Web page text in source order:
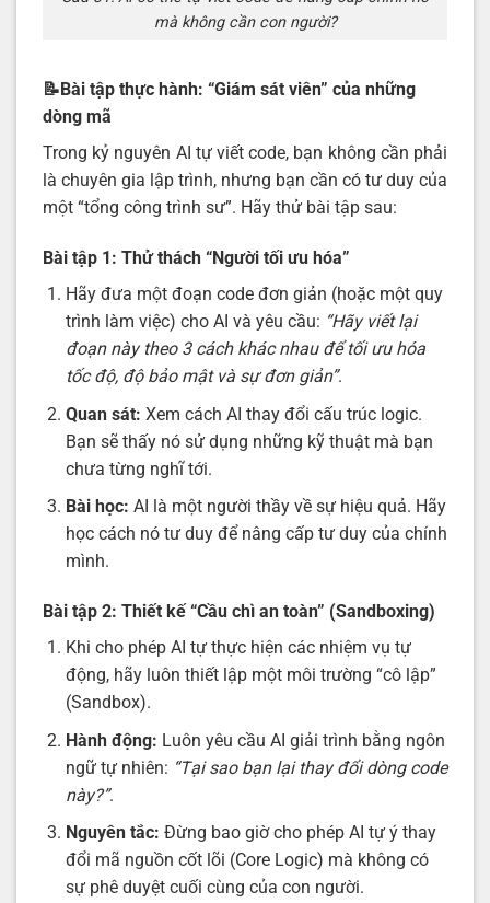
mà không cần con người?
📝Bài tập thực hành: “Giám sát viên” của những
dòng mã
Trong kỷ nguyên AI tự viết code, bạn không cần phải
là chuyên gia lập trình, nhưng bạn cần có tư duy của
một “tổng công trình sư”. Hãy thử bài tập sau:
Bài tập 1: Thử thách “Người tối ưu hóa”
Hãy đưa một đoạn code đơn giản (hoặc một quy
trình làm việc) cho AI và yêu cầu: “Hãy viết lại
đoạn này theo 3 cách khác nhau để tối ưu hóa
tốc độ, độ bảo mật và sự đơn giản”.
Quan sát: Xem cách AI thay đổi cấu trúc logic.
Bạn sẽ thấy nó sử dụng những kỹ thuật mà bạn
chưa từng nghĩ tới.
Bài học: AI là một người thầy về sự hiệu quả. Hãy
học cách nó tư duy để nâng cấp tư duy của chính
mình.
Bài tập 2: Thiết kế “Cầu chì an toàn” (Sandboxing)
Khi cho phép AI tự thực hiện các nhiệm vụ tự
động, hãy luôn thiết lập một môi trường “cô lập”
(Sandbox).
Hành động: Luôn yêu cầu AI giải trình bằng ngôn
ngữ tự nhiên: “Tại sao bạn lại thay đổi dòng code
này?”.
Nguyên tắc: Đừng bao giờ cho phép AI tự ý thay
đổi mã nguồn cốt lõi (Core Logic) mà không có
sự phê duyệt cuối cùng của con người.